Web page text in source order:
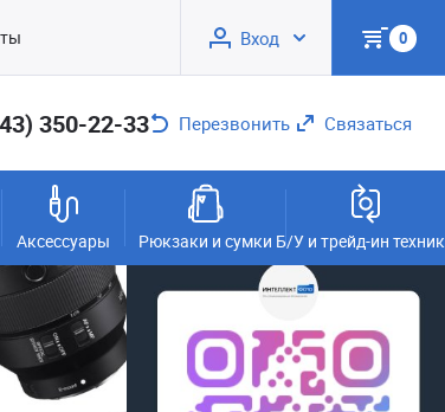
Вход 0
350-22-33 Перезвонить Связаться
Аксессуары Рюкзаки и сумки Б/У и трейд-ин